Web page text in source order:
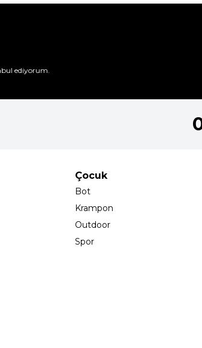
ediyorum.
Çocuk
Bot
Krampon
Outdoor
Spor